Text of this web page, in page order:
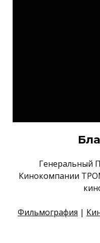
Генеральный
Кинокомпании
Фильмография |